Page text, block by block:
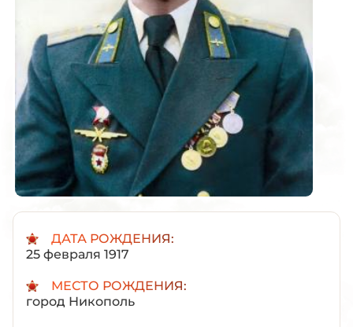
ДАТА РОЖДЕНИЯ:
25 февраля 1917
МЕСТО РОЖДЕНИЯ:
город Никополь